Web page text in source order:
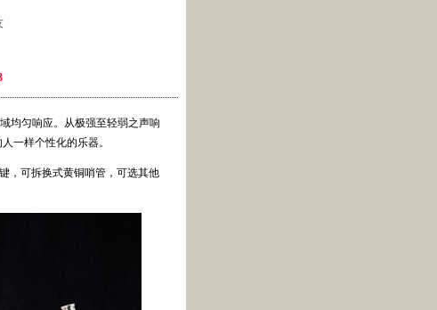
均匀响应。从极强至轻弱之声响
一样个性化的乐器。
，可拆换式黄铜哨管，可选其他